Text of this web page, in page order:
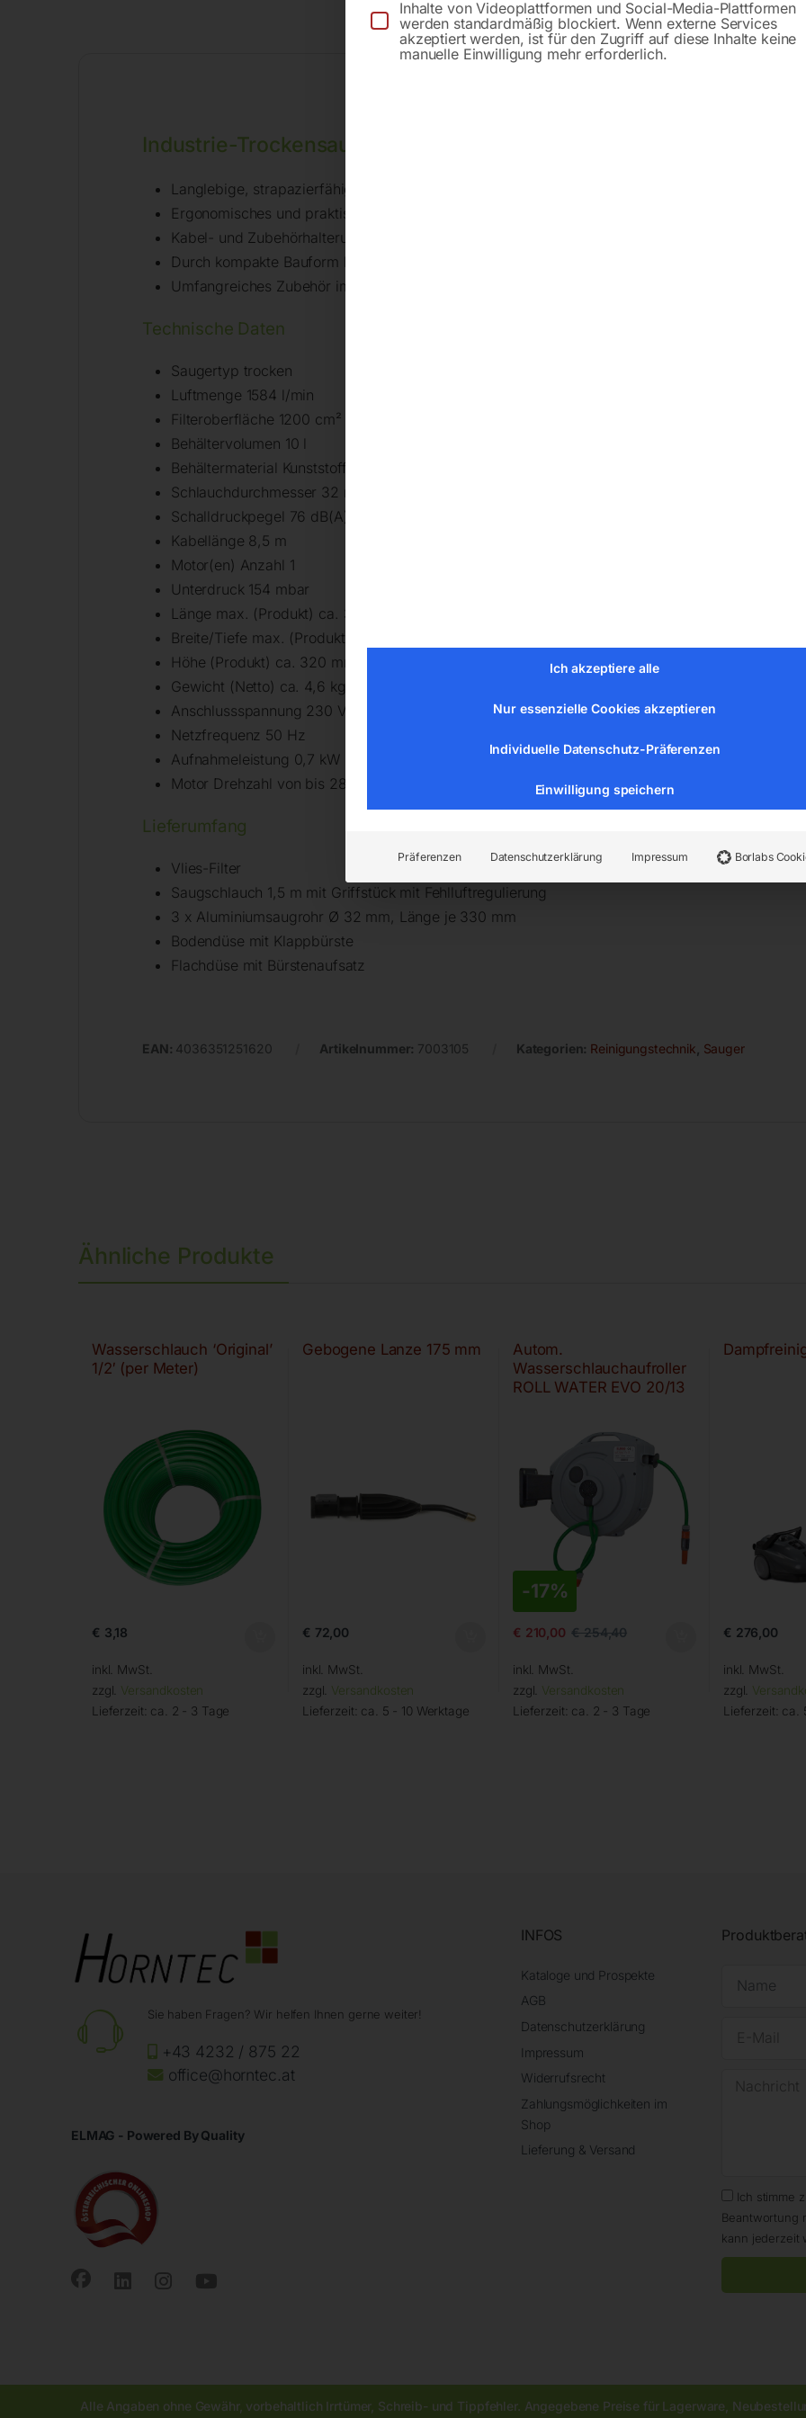
Beschreibung Produktsicherheit
Industrie-Trockensauger flexCAT 110
Langlebige, strapazierfähige Komponenten
Ergonomisches und praktisches Design
Kabel- und Zubehörhalterung am Gerät
Durch kompakte Bauform leicht zu verstauen
Umfangreiches Zubehör im Lieferumfang enthalten
Technische Daten
Saugertyp trocken
Luftmenge 1584 l/min
Filteroberfläche 1200 cm²
Behältervolumen 10 l
Behältermaterial Kunststoff
Schlauchdurchmesser 32 mm
Schalldruckpegel 76 dB(A)
Kabellänge 8,5 m
Motor(en) Anzahl 1
Unterdruck 154 mbar
Länge max. (Produkt) ca. 333 mm
Breite/Tiefe max. (Produkt) ca. 327 mm
Höhe (Produkt) ca. 320 mm
Gewicht (Netto) ca. 4,6 kg
Anschlussspannung 230 V
Netzfrequenz 50 Hz
Aufnahmeleistung 0,7 kW
Motor Drehzahl von bis 28000 – 32000 min¯¹
Lieferumfang
Vlies-Filter
Saugschlauch 1,5 m mit Griffstück mit Fehlluftregulierung
3 x Aluminiumsaugrohr Ø 32 mm, Länge je 330 mm
Bodendüse mit Klappbürste
Flachdüse mit Bürstenaufsatz
EAN: 4036351251620 Artikelnummer: 7003105 Kategorien: Reinigungstechnik Sauger
Ähnliche Produkte
Wasserschlauch ‘Original’
1/2′ (per Meter)
€ 3,18
inkl. MwSt.
zzgl. Versandkosten
Lieferzeit: ca. 2 - 3 Tage
Gebogene Lanze 175 mm
€ 72,00
inkl. MwSt.
zzgl. Versandkosten
Lieferzeit: ca. 5 - 10 Werktage
Autom.
Wasserschlauchaufroller
ROLL WATER EVO 20/13
-17%
€ 210,00 €254,40
inkl. MwSt.
zzgl. Versandkosten
Lieferzeit: ca. 2 - 3 Tage
€ 276,00
inkl. MwSt.
zzgl.
Lieferzeit: ca.
Sie haben Fragen? Wir helfen Ihnen gerne weiter!
+43 4232 / 875 22
office@horntec.at
ELMAG - Powered By Quality
INFOS
Kataloge und Prospekte
AGB
Datenschutzerklärung
Impressum
Widerrufsrecht
Zahlungsmöglichkeiten im
Shop
Lieferung & Versand
Ich stimme
Beantwortung
kann jederzeit
Alle Angaben ohne Gewähr, vorbehaltlich Irrtümer, Schreib- und Tippfehler. Angegebene Preise für Lagerware,
Inhalte von Videoplattformen und Social-Media-Plattformen
werden standardmäßig blockiert. Wenn externe Services
akzeptiert werden, ist für den Zugriff auf diese Inhalte keine
manuelle Einwilligung mehr erforderlich.
Ich akzeptiere alle
Nur essenzielle Cookies akzeptieren
Individuelle Datenschutz-Präferenzen
Einwilligung speichern
Präferenzen Datenschutzerklärung Impressum Borlabs